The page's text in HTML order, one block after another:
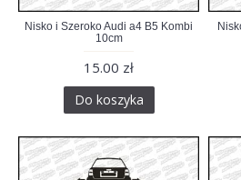
Nisko i Szeroko Audi a4 B5 Kombi
10cm
15.00 zł
Do koszyka